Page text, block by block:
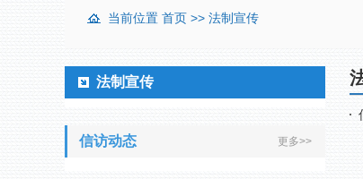
当前位置 首页 >> 法制宣传
法制宣传
信访动态 更多>>